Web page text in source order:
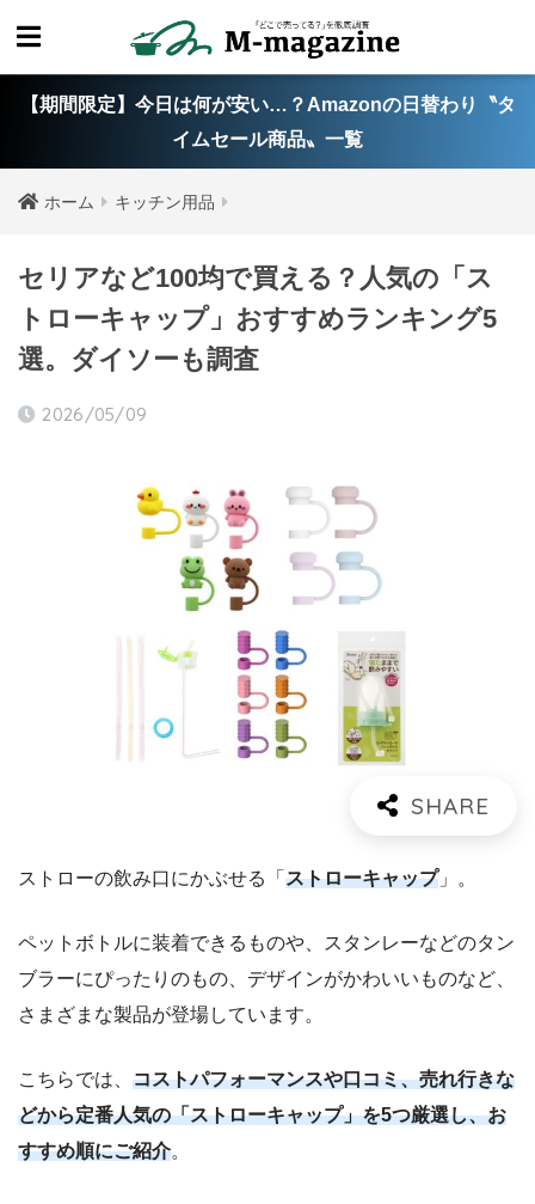
【期間限定】今日は何が安い…？Amazonの日替わり〝タ
イムセール商品〟一覧
ホーム キッチン用品
セリアなど100均で買える？人気の「ス
トローキャップ」おすすめランキング5
選。ダイソーも調査
2026/05/09
ストローの飲み口にかぶせる「 ストローキャップ」。
ペットボトルに装着できるものや、スタンレーなどのタン
ブラーにぴったりのもの、デザインがかわいいものなど、
さまざまな製品が登場しています。
こちらでは、 コストパフォーマンスや口コミ、売れ行きな
どから定番人気の「ストローキャップ」を5つ厳選し、お
すすめ順にご紹介。